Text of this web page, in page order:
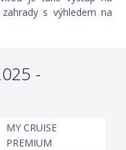
s výhledem na
-
MY CRUISE
PREMIUM